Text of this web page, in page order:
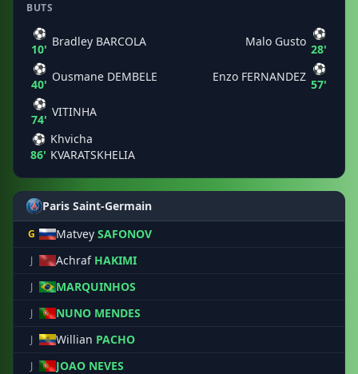
BUTS
⚽
10'
Bradley BARCOLA
⚽
40'
Ousmane DEMBELE
⚽
74'
VITINHA
⚽
86'
Khvicha
KVARATSKHELIA
Malo Gusto
⚽
28'
Enzo FERNANDEZ
⚽
57'
Paris Saint-Germain
G Matvey SAFONOV
J Achraf HAKIMI
J MARQUINHOS
J NUNO MENDES
J Willian PACHO
J JOAO NEVES